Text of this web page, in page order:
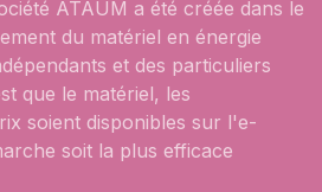
ATAUM a été créée dans le
du matériel en énergie
et des particuliers
que le matériel, les
soient disponibles sur l'e-
soit la plus efficace